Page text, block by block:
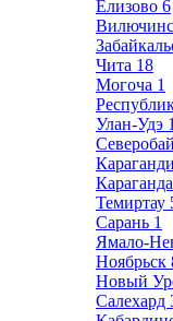
Елизово 6
Чита 18
Могоча 1
Улан-Удэ
Караганда
Темиртау
Сарань 1
Ямало-
Ноябрьск
Новый
Салехард